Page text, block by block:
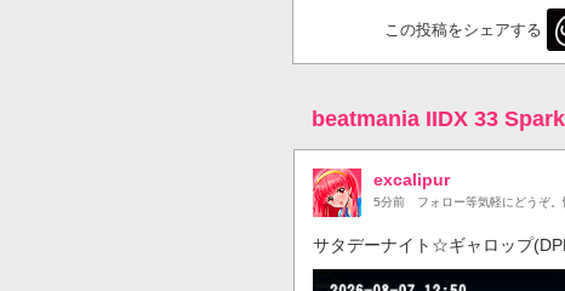
この投稿をシェアする
beatmania IIDX 33
excalipur
5分前 フォロー等気軽にどうぞ。
サタデーナイト☆ギャロップ